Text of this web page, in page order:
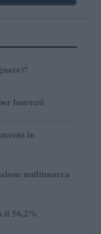
laureati
in
multimarca
il 56,2%